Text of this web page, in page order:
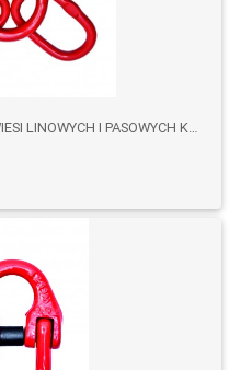
ZESTAW OGNIWOWY DO ZAWIESI LINOWYCH I PASOWYCH KLOL KL.8